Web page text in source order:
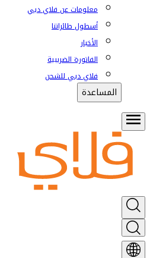
معلومات عن فلاي دبي
أسطول طائراتنا
الأخبار
الفاتورة الضريبية
فلاي دبي للشحن
المساعدة